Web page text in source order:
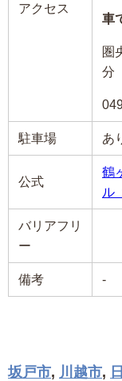
アクセス
車
圏
分
駐車場 あ
公式
鶴
ル
バリアフリ
ー
備考 -
坂戸市, 川越市,